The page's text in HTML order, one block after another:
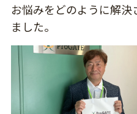
お悩みをどのように解
ました。